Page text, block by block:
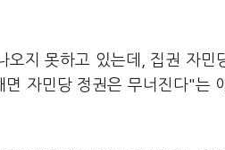
지 못하고 있는데, 집권 자민
자민당 정권은 무너진다"는